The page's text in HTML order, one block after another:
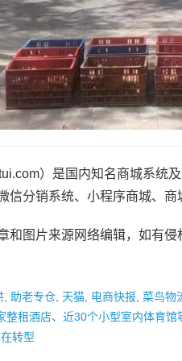
）是国内知名商城系统
信分销系统、小程序商城、
和图片来源网络编辑，如有
助老专仓 天猫 电商快报 菜鸟物
整租酒店、近30个小型室内体育馆
转型